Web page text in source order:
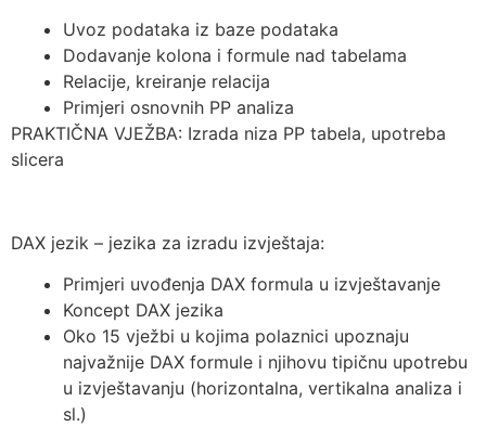
Uvoz podataka iz baze podataka
Dodavanje kolona i formule nad tabelama
Relacije, kreiranje relacija
Primjeri osnovnih PP analiza
PRAKTIČNA VJEŽBA: Izrada niza PP tabela, upotreba
slicera
DAX jezik – jezika za izradu izvještaja:
Primjeri uvođenja DAX formula u izvještavanje
Koncept DAX jezika
Oko 15 vježbi u kojima polaznici upoznaju
najvažnije DAX formule i njihovu tipičnu upotrebu
u izvještavanju (horizontalna, vertikalna analiza i
sl.)